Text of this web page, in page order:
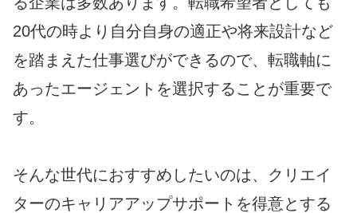
20代の時より自分自身の適正や将来設計など
を踏まえた仕事選びができるので、転職軸に
あったエージェントを選択することが重要で
す。
そんな世代におすすめしたいのは、クリエイ
ターのキャリアアップサポートを得意とする